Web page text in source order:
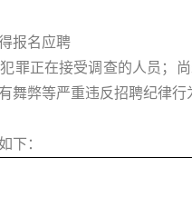
报名应聘
罪正在接受调查的人员；
舞弊等严重违反招聘纪律
下：